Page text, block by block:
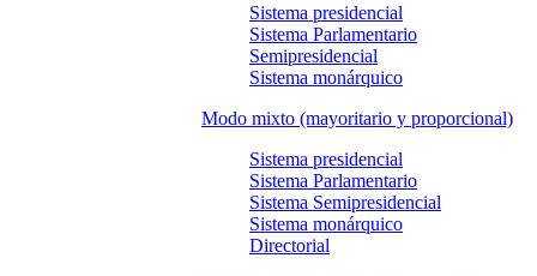
Sistema presidencial
Sistema Parlamentario
Semipresidencial
Sistema monárquico
Modo mixto (mayoritario y proporcional)
Sistema presidencial
Sistema Parlamentario
Sistema Semipresidencial
Sistema monárquico
Directorial